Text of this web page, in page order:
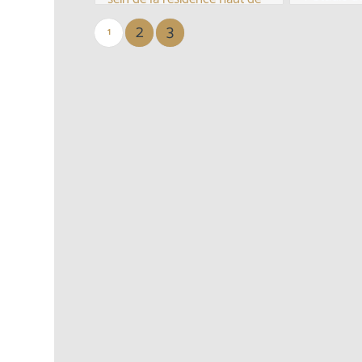
gamme la ‘Villa Thermale’.
Situé au 2e étage, nous
1 2 3